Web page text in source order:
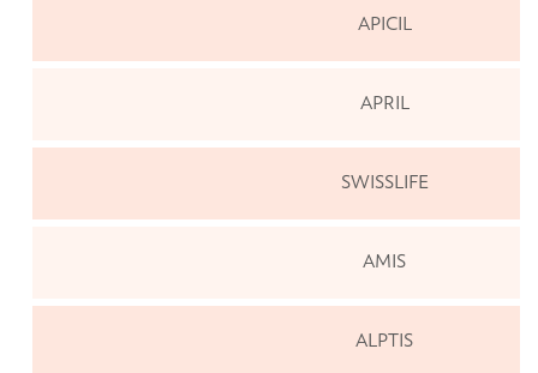
APICIL
APRIL
SWISSLIFE
AMIS
ALPTIS